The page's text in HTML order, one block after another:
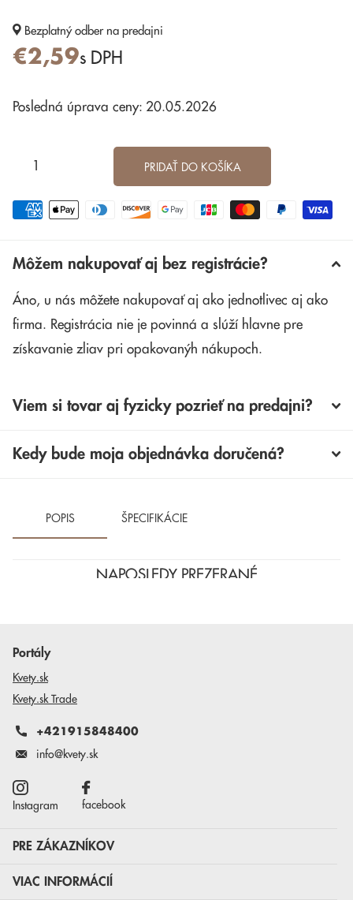
Bezplatný odber na predajni
€2,59s DPH
Posledná úprava ceny: 20.05.2026
PRIDAŤ DO KOŠÍKA
Môžem nakupovať aj bez registrácie?
Áno, u nás môžete nakupovať aj ako jednotlivec aj ako
firma. Registrácia nie je povinná a slúží hlavne pre
získavanie zliav pri opakovanýh nákupoch.
Viem si tovar aj fyzicky pozrieť na predajni?
Kedy bude moja objednávka doručená?
POPIS ŠPECIFIKÁCIE
NAPOSLEDY PREZERANÉ
Portály
Kvety.sk
Kvety.sk Trade
+421915848400
info@kvety.sk
Instagram facebook
PRE ZÁKAZNÍKOV
VIAC INFORMÁCIÍ